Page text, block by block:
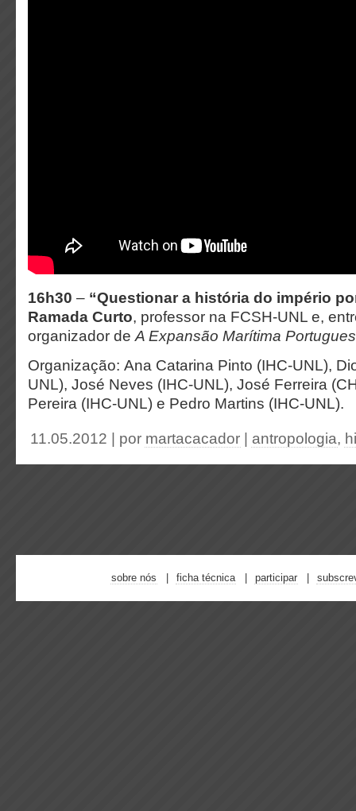
16h30 – “Questionar a história do império
Ramada Curto, professor na FCSH-UNL e,
organizador de A Expansão Marítima
Organização: Ana Catarina Pinto (IHC-UNL),
UNL), José Neves (IHC-UNL), José Ferreira
Pereira (IHC-UNL) e Pedro Martins (IHC-UNL).
11.05.2012 | por martacacador antropologia,
sobre nós ficha técnica participar